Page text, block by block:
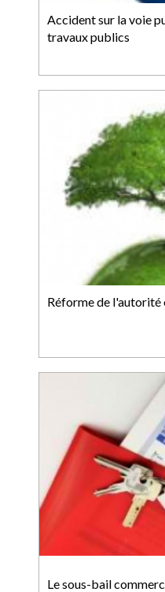
Accident sur la voie
travaux publics
Réforme de l'autorité
Le sous-bail